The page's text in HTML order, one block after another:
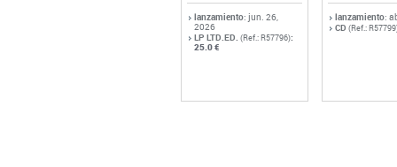
lanzamiento: jun. 26,
2026
LP LTD.ED. (Ref.: R57796):
25.0 €
lanzamiento:
CD (Ref.: